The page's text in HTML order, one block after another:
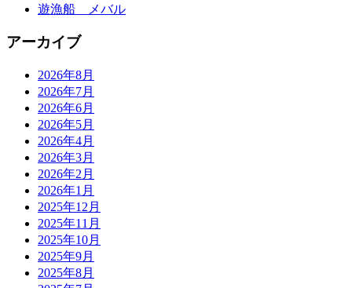
遊漁船 メバル
アーカイブ
2026年8月
2026年7月
2026年6月
2026年5月
2026年4月
2026年3月
2026年2月
2026年1月
2025年12月
2025年11月
2025年10月
2025年9月
2025年8月